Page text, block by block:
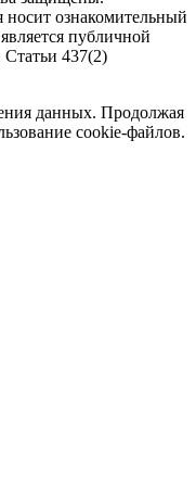
носит ознакомительный
публичной
437(2)
данных. Продолжая
cookie-файлов.